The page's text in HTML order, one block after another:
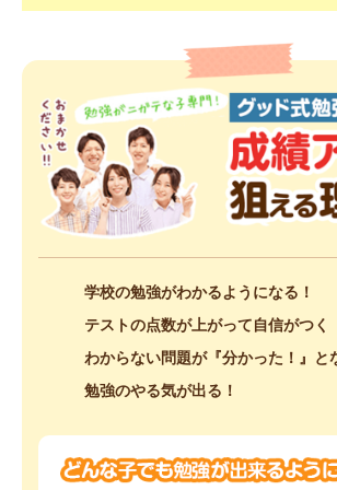
学校の勉強がわかるようになる！
テストの点数が上がって自信がつく
わからない問題が『分かった！』と
勉強のやる気が出る！